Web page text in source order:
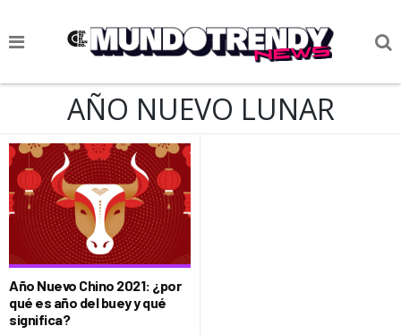
NOTICIAS
CIENCIA Y TECNOLOGÍA
VIDA
SOCIEDAD
CULTURIZANDO.COM
AÑO NUEVO LUNAR
Año Nuevo Chino 2021: ¿por
qué es año del buey y qué
significa?